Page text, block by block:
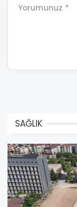
Yorumunuz *
SAĞLIK